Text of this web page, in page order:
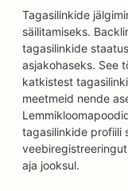
Tagasilinkide
säilitamiseks.
tagasilinkide
asjakohaseks. See
katkistest
meetmeid nende
tagasilinkide profiili
aja jooksul.